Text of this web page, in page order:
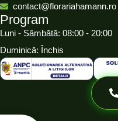
contact@florariahamann.ro
Program
Luni - Sâmbătă: 08:00 - 20:00
Duminică: Închis